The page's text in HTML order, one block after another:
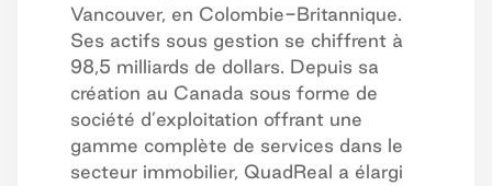
Vancouver, en Colombie-Britannique.
Ses actifs sous gestion se chiffrent à
98,5 milliards de dollars. Depuis sa
création au Canada sous forme de
société d’exploitation offrant une
gamme complète de services dans le
secteur immobilier, QuadReal a élargi